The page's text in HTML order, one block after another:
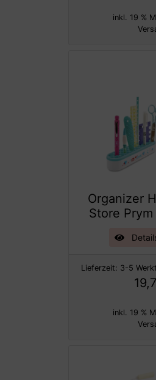
inkl. 19 %
Organizer
Store
Lieferzeit: 3-5
inkl. 19 %